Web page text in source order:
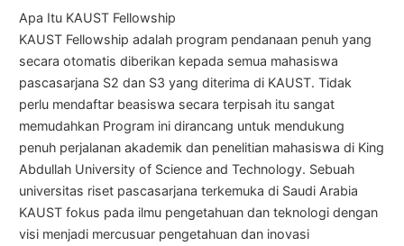
Apa Itu KAUST Fellowship
KAUST Fellowship adalah program pendanaan penuh yang
secara otomatis diberikan kepada semua mahasiswa
pascasarjana S2 dan S3 yang diterima di KAUST. Tidak
perlu mendaftar beasiswa secara terpisah itu sangat
memudahkan Program ini dirancang untuk mendukung
penuh perjalanan akademik dan penelitian mahasiswa di King
Abdullah University of Science and Technology. Sebuah
universitas riset pascasarjana terkemuka di Saudi Arabia
KAUST fokus pada ilmu pengetahuan dan teknologi dengan
visi menjadi mercusuar pengetahuan dan inovasi